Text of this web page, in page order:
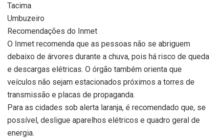
Tacima
Umbuzeiro
Recomendações do Inmet
O Inmet recomenda que as pessoas não se abriguem
debaixo de árvores durante a chuva, pois há risco de queda
e descargas elétricas. O órgão também orienta que
veículos não sejam estacionados próximos a torres de
transmissão e placas de propaganda.
Para as cidades sob alerta laranja, é recomendado que, se
possível, desligue aparelhos elétricos e quadro geral de
energia.